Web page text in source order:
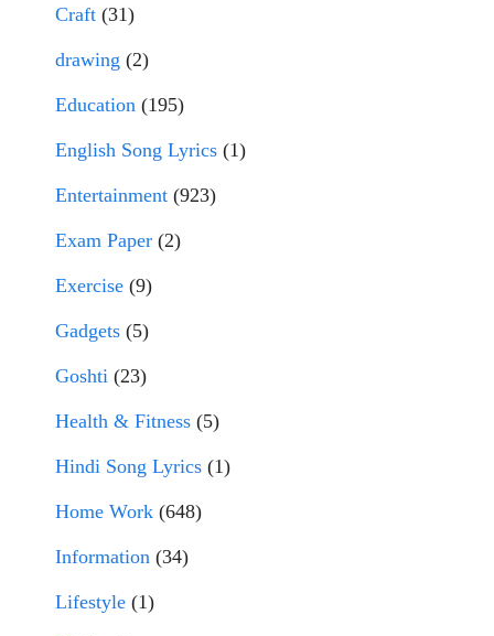
Craft (31)
drawing (2)
Education (195)
English Song Lyrics (1)
Entertainment (923)
Exam Paper (2)
Exercise (9)
Gadgets (5)
Goshti (23)
Health & Fitness (5)
Hindi Song Lyrics (1)
Home Work (648)
Information (34)
Lifestyle (1)